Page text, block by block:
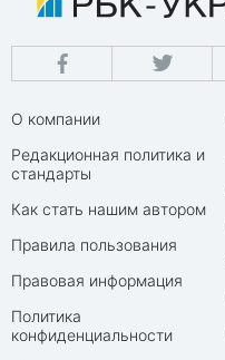
О компании
Редакционная политика и
стандарты
Как стать нашим автором
Правила пользования
Правовая информация
Политика
конфиденциальности